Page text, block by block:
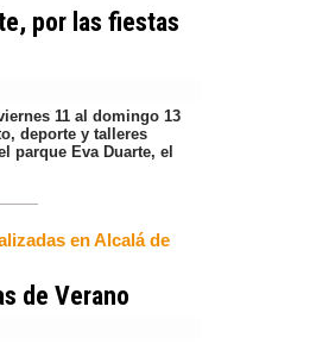
por las fiestas
11 al domingo 13
deporte y talleres
parque Eva Duarte, el
en Alcalá de
de Verano